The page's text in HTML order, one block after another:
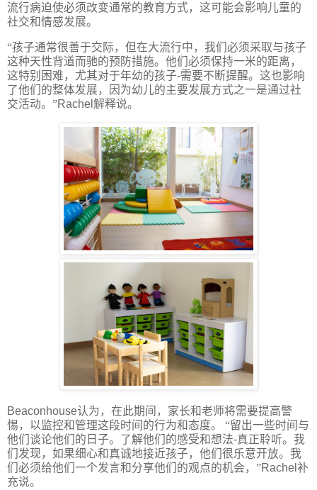
流行病迫使必须改变通常的教育方式，这可能会影响儿童的
社交和情感发展。
“孩子通常很善于交际，但在大流行中，我们必须采取与孩子
这种天性背道而驰的预防措施。他们必须保持一米的距离，
这特别困难，尤其对于年幼的孩子-需要不断提醒。这也影响
了他们的整体发展，因为幼儿的主要发展方式之一是通过社
交活动。”Rachel 解释说。
Beaconhouse认为，在此期间，家长和老师将需要提高警
惕，以监控和管理这段时间的行为和态度。
“留出一些时间与
他们谈论他们的日子。了解他们的感受和想法-真正聆听。我
们发现，如果细心和真诚地接近孩子，他们很乐意开放。我
们必须给他们一个发言和分享他们的观点的机会，”Rachel 补
充说。